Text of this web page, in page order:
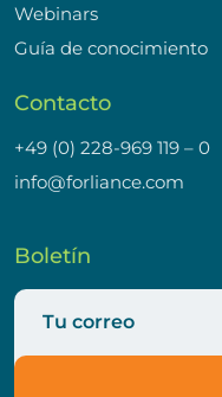
Webinars
Guía de conocimiento
Contacto
+49 (0) 228-969 119 – 0
info@forliance.com
Boletín